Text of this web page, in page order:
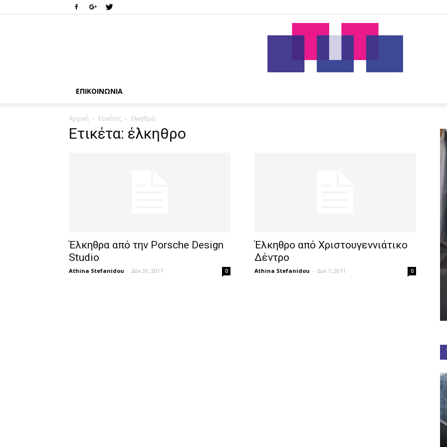
ΕΠΙΚΟΙΝΩΝΊΑ
Αρχική Ετικέτες έλκηθρο
Ετικέτα: έλκηθρο
Έλκηθρα από την Porsche Design
Studio
Athina Stefanidou - Δεκ 31, 2011 0
Έλκηθρο από Χριστουγεννιάτικο
Δέντρο
Athina Stefanidou - Δεκ 7, 2011 0